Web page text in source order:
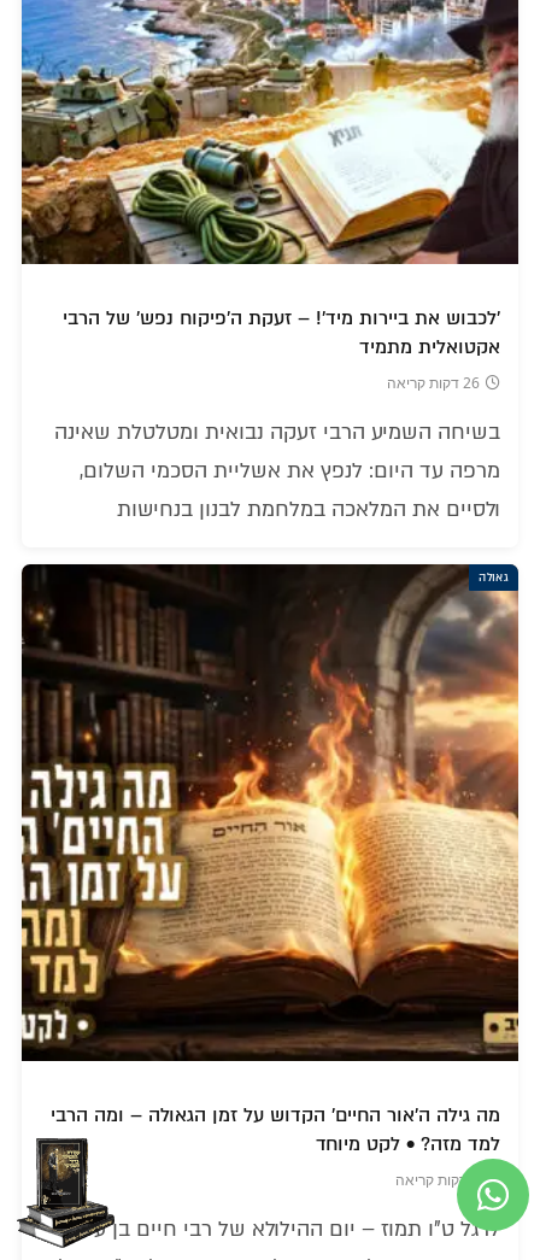
'לכבוש את ביירות מיד'! – זעקת ה'פיקוח נפש' של הרבי
אקטואלית מתמיד
26 דקות קריאה
בשיחה השמיע הרבי זעקה נבואית ומטלטלת שאינה
מרפה עד היום: לנפץ את אשליית הסכמי השלום,
ולסיים את המלאכה במלחמת לבנון בנחישות
גאולה
מה גילה ה'אור החיים' הקדוש על זמן הגאולה – ומה הרבי
למד מזה? • לקט מיוחד
לרגל ט"ו תמוז – יום ההילולא של רבי חיים בן עטר,